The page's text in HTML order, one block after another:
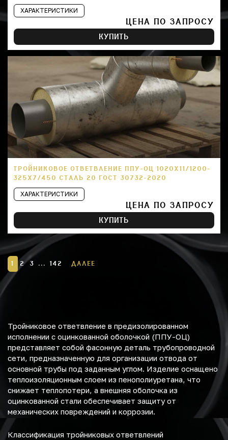
ХАРАКТЕРИСТИКИ
ЦЕНА ПО ЗАПРОСУ
КУПИТЬ
ТРОЙНИКОВОЕ ОТВЕТВЛЕНИЕ ППУ-ОЦ 1020Х11/1200-
325Х7/450 СТАЛЬ 20 ГОСТ 30732-2020
ХАРАКТЕРИСТИКИ
ЦЕНА ПО ЗАПРОСУ
КУПИТЬ
1 2 3 ... 142 ДАЛЕЕ
Тройниковое ответвление в предизолированном
исполнении с оцинкованной оболочкой (ППУ-ОЦ)
представляет собой фасонную деталь трубопроводной
сети, предназначенную для организации отвода от
основной трубы под заданным углом. Изделие оснащено
теплоизоляционным слоем из пенополиуретана, что
снижает теплопотери, а внешняя оболочка из
оцинкованной стали обеспечивает защиту от
механических повреждений и коррозии.
Классификация тройниковых ответвлений